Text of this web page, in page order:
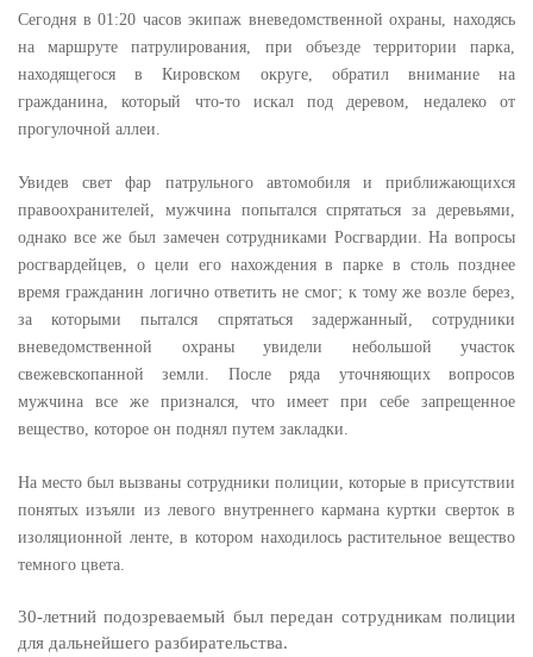
Сегодня в 01:20 часов экипаж вневедомственной охраны, находясь
на маршруте патрулирования, при объезде территории парка,
находящегося в Кировском округе, обратил внимание на
гражданина, который что-то искал под деревом, недалеко от
прогулочной аллеи.
Увидев свет фар патрульного автомобиля и приближающихся
правоохранителей, мужчина попытался спрятаться за деревьями,
однако все же был замечен сотрудниками Росгвардии. На вопросы
росгвардейцев, о цели его нахождения в парке в столь позднее
время гражданин логично ответить не смог; к тому же возле берез,
за которыми пытался спрятаться задержанный, сотрудники
вневедомственной охраны увидели небольшой участок
свежевскопанной земли. После ряда уточняющих вопросов
мужчина все же признался, что имеет при себе запрещенное
вещество, которое он поднял путем закладки.
На место был вызваны сотрудники полиции, которые в присутствии
понятых изъяли из левого внутреннего кармана куртки сверток в
изоляционной ленте, в котором находилось растительное вещество
темного цвета.
30-летний подозреваемый был передан сотрудникам полиции
для дальнейшего разбирательства.